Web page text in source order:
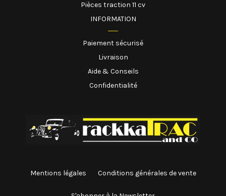
Pièces traction 11 cv
INFORMATION
Paiement sécurisé
Livraison
Aide & Conseils
Confidentialité
Mentions légales Conditions générales de vente